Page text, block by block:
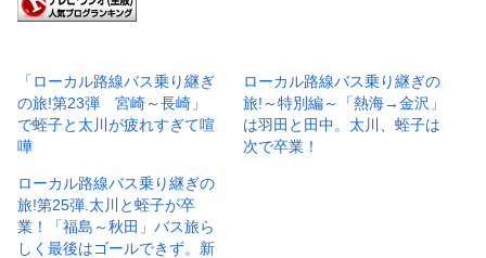
「ローカル路線バス乗り継ぎ
の旅!第23弾 宮崎～長崎」
で蛭子と太川が疲れすぎて喧
嘩
ローカル路線バス乗り継ぎの
旅!～特別編～「熱海→金沢」
は羽田と田中。太川、蛭子は
次で卒業！
ローカル路線バス乗り継ぎの
旅!第25弾.太川と蛭子が卒
業！「福島～秋田」バス旅ら
しく最後はゴールできず。新